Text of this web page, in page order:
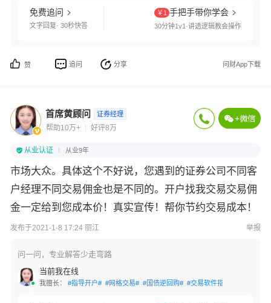
免费追问
文字回复· 30秒快答
￥1 手把手带你学会
30分钟1v1·讲透逻辑教会操作
赞 追问 分享 问财App下载
首席黄顾问 证券经理
帮助10万+ 好评8万
从业认证 从业9年
市场大众。具体这个不好说，您遇到的证券公司不同客
户经理不同交易佣金也是不同的。开户找我交易交易佣
金一定给到您成本价！真实宣传！帮你节约交易成本！
发布于2021-1-8 17:24 丽江 举报
问一问，专业解答少走弯路
当前我在线
我擅长： #指导开户# #网格交易# #国债逆回购# #交易软件指导#